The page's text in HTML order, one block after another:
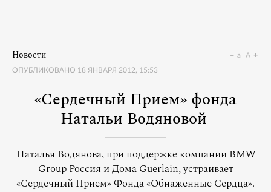
Новости
ОПУБЛИКОВАНО 18 ЯНВАРЯ 2012, 15:53
a A
«Сердечный Прием» фонда
Натальи Водяновой
Наталья Водянова, при поддержке компании BMW
Group Россия и Дома Guerlain, устраивает
«Сердечный Прием» Фонда «Обнаженные Сердца».